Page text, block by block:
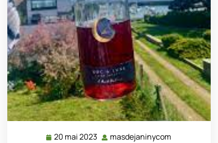
20 mai 2023 20 masdejaninycom